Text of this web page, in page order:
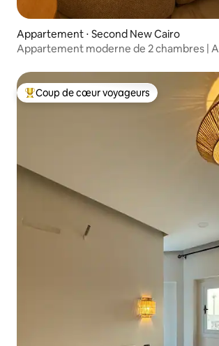
Appartement ⋅ Second New Cairo
Appartement moderne de 2 chambres |
Coups de cœur voyageurs les plus
Coup de cœur voyageurs